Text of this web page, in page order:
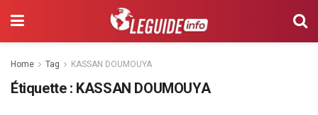
Home Tag KASSAN DOUMOUYA
Étiquette : KASSAN DOUMOUYA